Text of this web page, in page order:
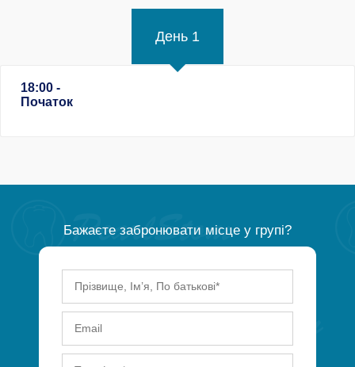
День 1
18:00 -
Початок
Бажаєте забронювати місце у групі?